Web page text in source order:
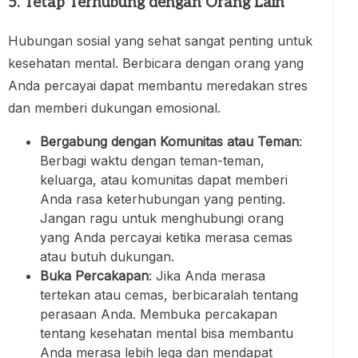
Hubungan sosial yang sehat sangat penting untuk
kesehatan mental. Berbicara dengan orang yang
Anda percayai dapat membantu meredakan stres
dan memberi dukungan emosional.
Bergabung dengan Komunitas atau Teman:
Berbagi waktu dengan teman-teman,
keluarga, atau komunitas dapat memberi
Anda rasa keterhubungan yang penting.
Jangan ragu untuk menghubungi orang
yang Anda percayai ketika merasa cemas
atau butuh dukungan.
Buka Percakapan: Jika Anda merasa
tertekan atau cemas, berbicaralah tentang
perasaan Anda. Membuka percakapan
tentang kesehatan mental bisa membantu
Anda merasa lebih lega dan mendapat